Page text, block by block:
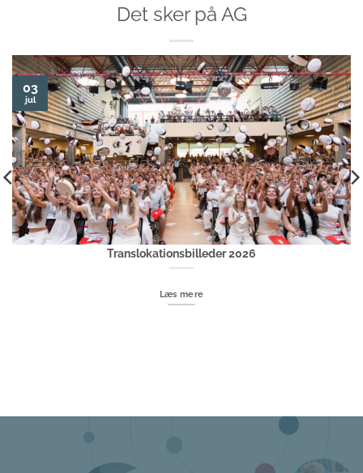
Det sker på AG
Translokationsbilleder 2026
Læs mere
03
jul